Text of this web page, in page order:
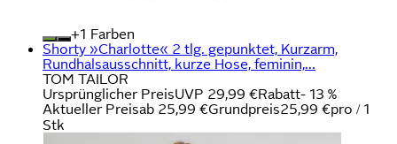
+
Farben
Shorty »Charlotte« 2 tlg. gepunktet, Kurzarm,
Rundhalsausschnitt, kurze Hose, feminin,...
TOM TAILOR
Ursprünglicher PreisUVP 29,99 €Rabatt- 13 %
Aktueller Preisab 25,99 €Grundpreis25,99 €pro / 1
Stk